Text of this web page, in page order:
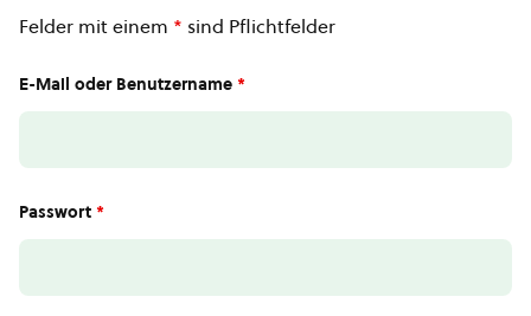
Felder mit einem * sind Pflichtfelder
E-Mail oder Benutzername *
Passwort *